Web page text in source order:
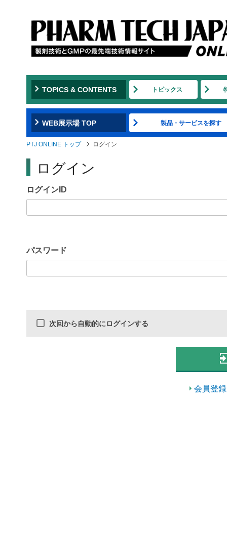
to
navigation
TOPICS & CONTENTS トピックス
WEB展示場 TOP 製品・サービスを探す
PTJ ONLINE トップ ログイン
ログイン
ログインID
パスワード
次回から自動的にログインする
会員登